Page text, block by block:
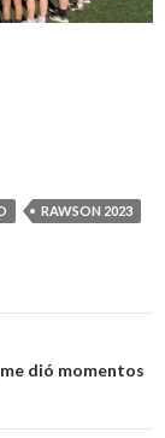
RAWSON 2023
dió momentos